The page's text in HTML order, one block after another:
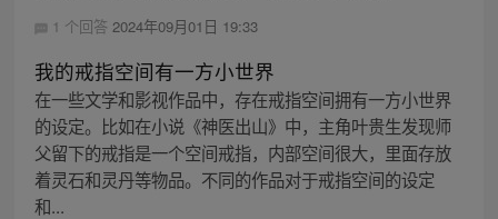
1 个回答 2024年09月01日 19:33
我的戒指空间有一方小世界
在一些文学和影视作品中，存在戒指空间拥有一方小世界
的设定。比如在小说《神医出山》中，主角叶贵生发现师
父留下的戒指是一个空间戒指，内部空间很大，里面存放
着灵石和灵丹等物品。不同的作品对于戒指空间的设定
和...